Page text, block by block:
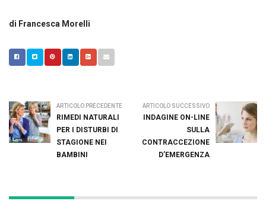
di Francesca Morelli
ARTICOLO PRECEDENTE
RIMEDI NATURALI
PER I DISTURBI DI
STAGIONE NEI
BAMBINI
ARTICOLO SUCCESSIVO
INDAGINE ON-LINE
SULLA
CONTRACCEZIONE
D’EMERGENZA